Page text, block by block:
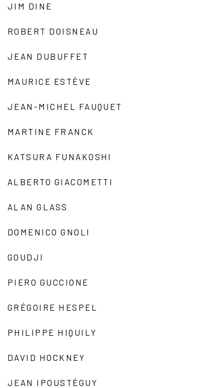
JIM DINE
ROBERT DOISNEAU
JEAN DUBUFFET
MAURICE ESTÈVE
JEAN-MICHEL FAUQUET
MARTINE FRANCK
KATSURA FUNAKOSHI
ALBERTO GIACOMETTI
ALAN GLASS
DOMENICO GNOLI
GOUDJI
PIERO GUCCIONE
GRÉGOIRE HESPEL
PHILIPPE HIQUILY
DAVID HOCKNEY
JEAN IPOUSTÉGUY